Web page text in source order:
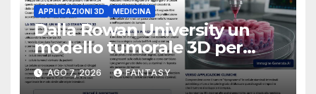
APPLICAZIONI 3D MEDICINA
Dalla Rowan University un
modello tumorale 3D per
studiare il dialogo tra cancro
e cellule staminali
AGO 7, 2026 FANTASY